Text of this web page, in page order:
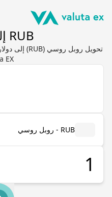
RUB إلى KYD
EX
RUB - روبل روسي